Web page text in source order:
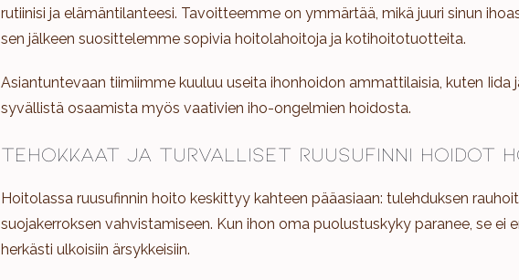
rutiinisi ja elämäntilanteesi. Tavoitteemme on ymmärtää, mikä juuri sinun
sen jälkeen suosittelemme sopivia hoitolahoitoja ja kotihoitotuotteita.
Asiantuntevaan tiimiimme kuuluu useita ihonhoidon ammattilaisia, kuten Iida
syvällistä osaamista myös vaativien iho-ongelmien hoidosta.
Tehokkaat ja turvalliset ruusufinni hoidot
Hoitolassa ruusufinnin hoito keskittyy kahteen pääasiaan: tulehduksen
suojakerroksen vahvistamiseen. Kun ihon oma puolustuskyky paranee, se ei
herkästi ulkoisiin ärsykkeisiin.